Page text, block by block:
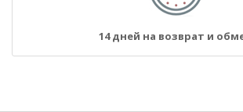
14 дней на возврат и